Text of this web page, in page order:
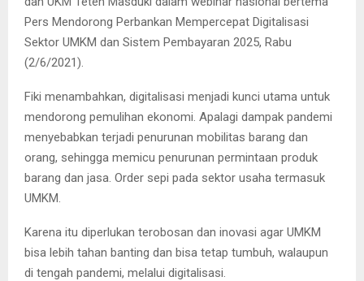
Pers Mendorong Perbankan Mempercepat Digitalisasi
Sektor UMKM dan Sistem Pembayaran 2025, Rabu
(2/6/2021).
Fiki menambahkan, digitalisasi menjadi kunci utama untuk
mendorong pemulihan ekonomi. Apalagi dampak pandemi
menyebabkan terjadi penurunan mobilitas barang dan
orang, sehingga memicu penurunan permintaan produk
barang dan jasa. Order sepi pada sektor usaha termasuk
UMKM.
Karena itu diperlukan terobosan dan inovasi agar UMKM
bisa lebih tahan banting dan bisa tetap tumbuh, walaupun
di tengah pandemi, melalui digitalisasi.